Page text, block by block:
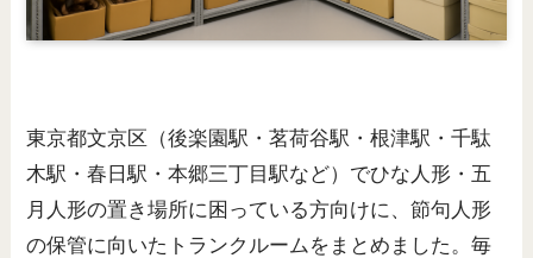
東京都文京区（後楽園駅・茗荷谷駅・根津駅・千駄
木駅・春日駅・本郷三丁目駅など）でひな人形・五
月人形の置き場所に困っている方向けに、節句人形
の保管に向いたトランクルームをまとめました。毎